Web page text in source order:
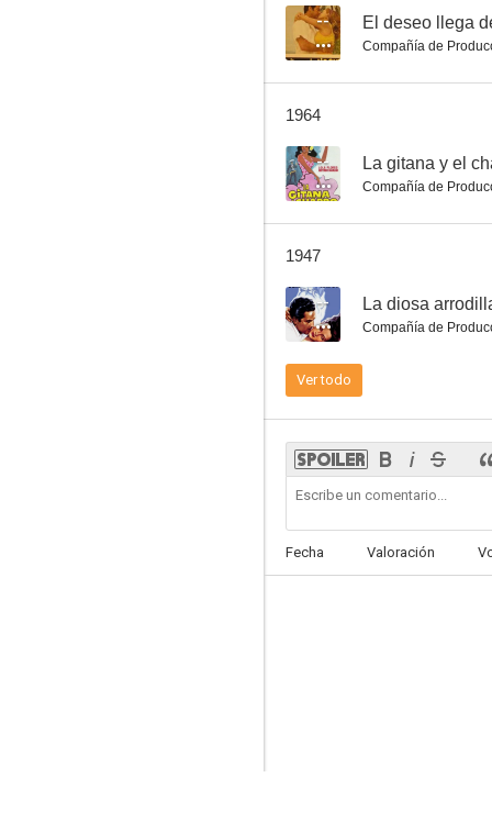
-- El deseo llega
Compañía de
1964
-- La gitana y el
Compañía de
1947
-- La diosa
Compañía de
Ver todo
Fecha Valoración